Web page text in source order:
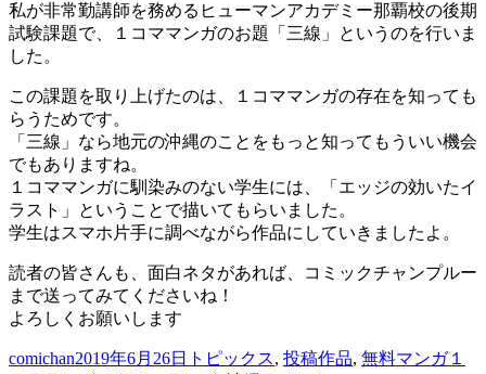
私が非常勤講師を務めるヒューマンアカデミー那覇校の後期
試験課題で、１コママンガのお題「三線」というのを行いま
した。
この課題を取り上げたのは、１コママンガの存在を知っても
らうためです。
「三線」なら地元の沖縄のことをもっと知ってもういい機会
でもありますね。
１コママンガに馴染みのない学生には、「エッジの効いたイ
ラスト」ということで描いてもらいました。
学生はスマホ片手に調べながら作品にしていきましたよ。
読者の皆さんも、面白ネタがあれば、コミックチャンプルー
まで送ってみてくださいね！
よろしくお願いします
投
comichan投
2019年6月26日 カトピックス, 投稿作品, 無料マンガタ
１